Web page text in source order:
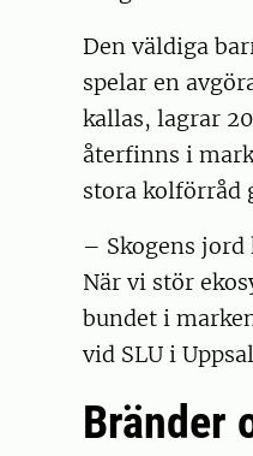
Den väldiga
spelar en
kallas, lagrar
återfinns i
stora kolförråd
– Skogens jord
När vi stör
bundet i
vid SLU i
Bränder